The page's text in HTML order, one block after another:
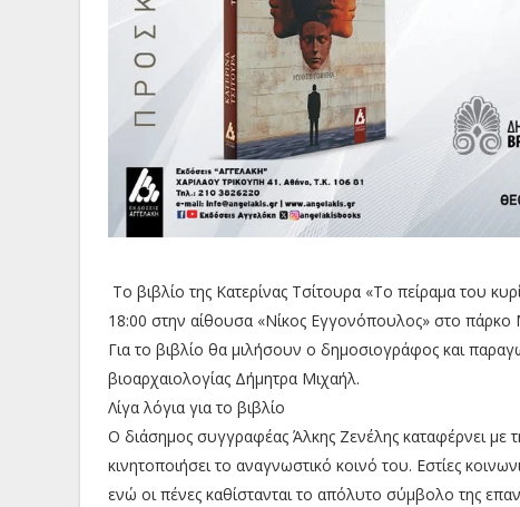
Το βιβλίο της Κατερίνας Τσίτουρα «Το πείραμα του
18:00 στην αίθουσα «Νίκος Εγγονόπουλος» στο
Για το βιβλίο θα μιλήσουν ο δημοσιογράφος και
βιοαρχαιολογίας Δήμητρα Μιχαήλ.
Λίγα λόγια για το βιβλίο
Ο διάσημος συγγραφέας Άλκης Ζενέλης καταφέρνει με
κινητοποιήσει το αναγνωστικό κοινό του. Εστίες
ενώ οι πένες καθίστανται το απόλυτο σύμβολο της